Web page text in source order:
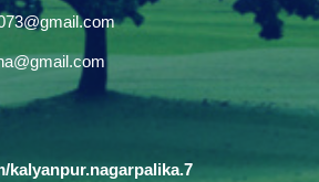
kalyanpur.nagarpalika.7